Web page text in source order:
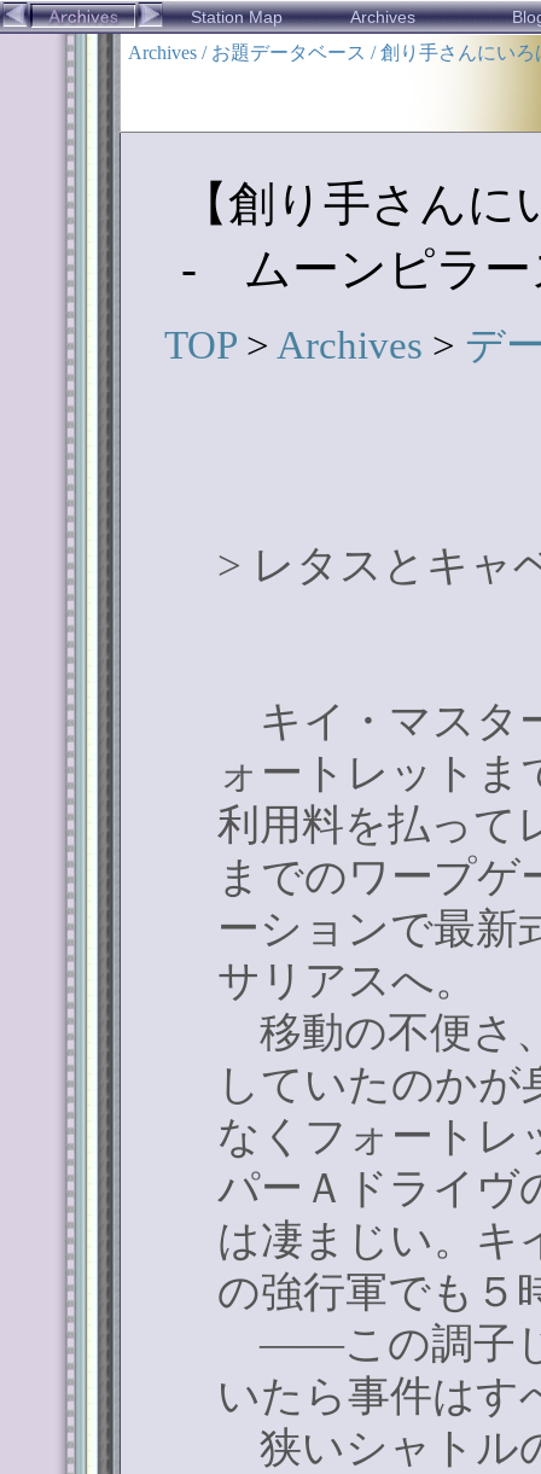
Station Map Archives
Archives / お題データベース / 創り手さんにい
【創り手さん
- ムーンピラー
TOP > Archives > デ
> レタスとキャ
キイ・マスタ
ォートレットま
利用料を払って
までのワープゲ
ーションで最新
サリアスへ。
移動の不便さ
していたのかが
なくフォートレ
パーＡドライヴ
は凄まじい。キ
の強行軍でも５
――この調子
いたら事件はす
狭いシャトル